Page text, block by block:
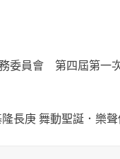
委員會 第四屆第一
長庚 舞動聖誕．樂